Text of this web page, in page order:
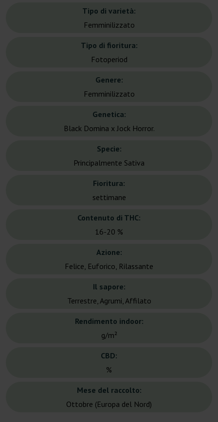
Tipo di varietà:
Femminilizzato
Tipo di fioritura:
Fotoperiod
Genere:
Femminilizzato
Genetica:
Black Domina x Jock Horror.
Specie:
Principalmente Sativa
Fioritura:
settimane
Contenuto di THC:
16-20 %
Azione:
Felice, Euforico, Rilassante
Il sapore:
Terrestre, Agrumi, Affilato
Rendimento indoor:
g/m²
CBD:
%
Mese del raccolto:
Ottobre (Europa del Nord)